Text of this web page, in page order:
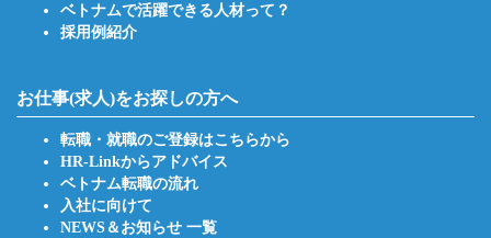
ベトナムで活躍できる人材って？
採用例紹介
お仕事(求人)をお探しの方へ
転職・就職のご登録はこちらから
HR-Linkからアドバイス
ベトナム転職の流れ
入社に向けて
NEWS＆お知らせ 一覧